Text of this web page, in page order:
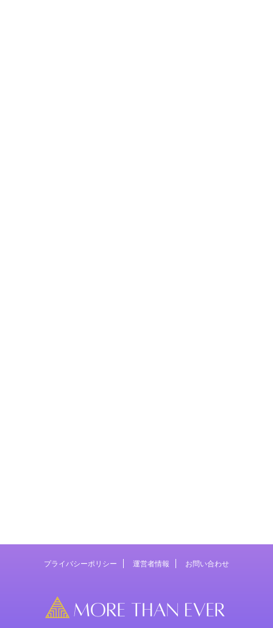
プライバシーポリシー 運営者情報 お問い合わせ